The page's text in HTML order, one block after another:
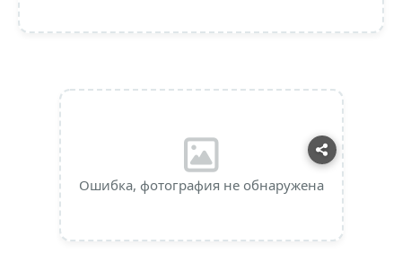
Ошибка, фотография не обнаружена